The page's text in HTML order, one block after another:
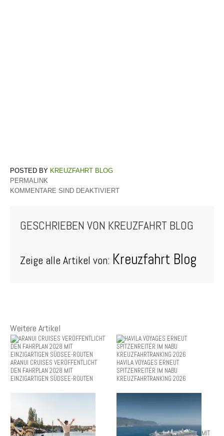
KREUZFAHRT BLOG
PERMALINK
KOMMENTARE SIND DEAKTIVIERT
GESCHRIEBEN VON KREUZFAHRT BLOG
Zeige alle Artikel von: Kreuzfahrt Blog
Weitere Artikel
ARANUI CRUISES VERÖFFENTLICHT
DEN FAHRPLAN 2028 MIT
EINZIGARTIGEN SÜDSEE-ROUTEN
HAVILA VOYAGES ERNEUT
SPITZENREITER IM NABU
KREUZFAHRTRANKING 2026
MIT